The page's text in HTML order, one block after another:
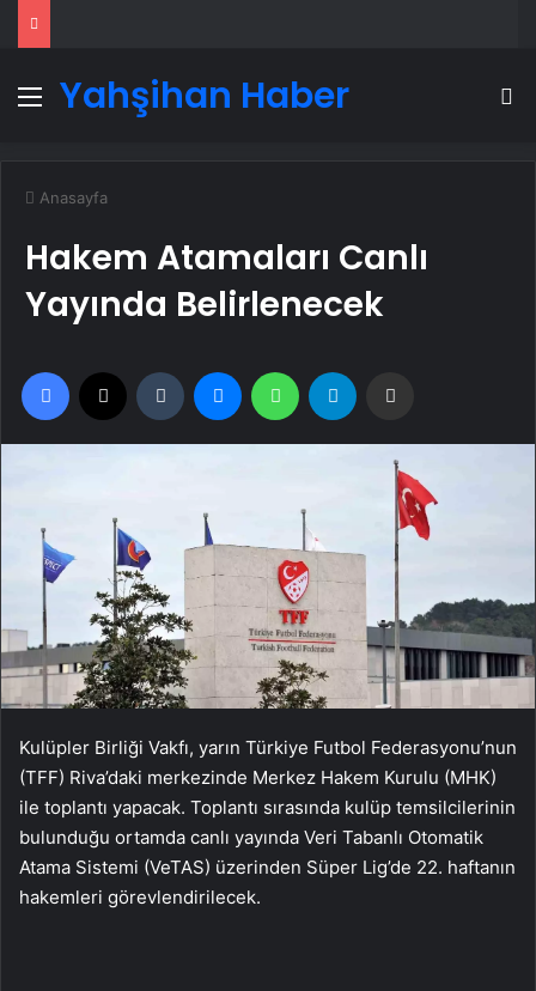
Menü
Yahşihan Haber
Anasayfa
Hakem Atamaları Canlı
Yayında Belirlenecek
Facebook Tumblr MessengerWhatsApp
Kulüpler Birliği Vakfı, yarın Türkiye Futbol Federasyonu’nun
(TFF) Riva’daki merkezinde Merkez Hakem Kurulu (MHK)
ile toplantı yapacak. Toplantı sırasında kulüp temsilcilerinin
bulunduğu ortamda canlı yayında Veri Tabanlı Otomatik
Atama Sistemi (VeTAS) üzerinden Süper Lig’de 22. haftanın
hakemleri görevlendirilecek.